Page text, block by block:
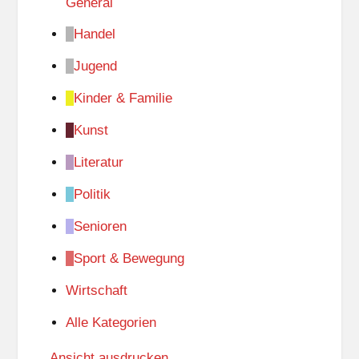
Handel
Jugend
Kinder & Familie
Kunst
Literatur
Politik
Senioren
Sport & Bewegung
Wirtschaft
Alle Kategorien